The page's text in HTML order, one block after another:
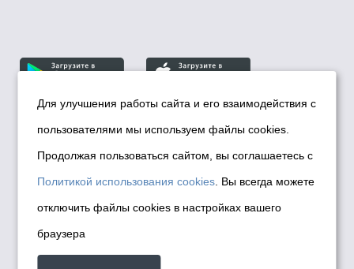
© Департамент информационной политики мэрии
города Новосибирска, 2026
Политика использования Cookies
Политика по обработке персональных
данных в информационных системах
мэрии города Новосибирска
Техническая поддержка сайта -
Для улучшения работы сайта и его взаимодействия с
пользователями мы используем файлы cookies.
Продолжая пользоваться сайтом, вы соглашаетесь с
Политикой использования cookies . Вы всегда можете
отключить файлы cookies в настройках вашего
браузера